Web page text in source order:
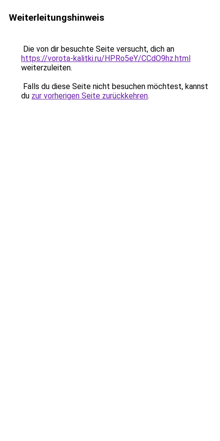
Weiterleitungshinweis
Die von dir besuchte Seite versucht, dich an
https://vorota-kalitki.ru/HPRo5eY/CCdO9hz.html
weiterzuleiten.
Falls du diese Seite nicht besuchen möchtest, kannst
du zur vorherigen Seite zurückkehren.